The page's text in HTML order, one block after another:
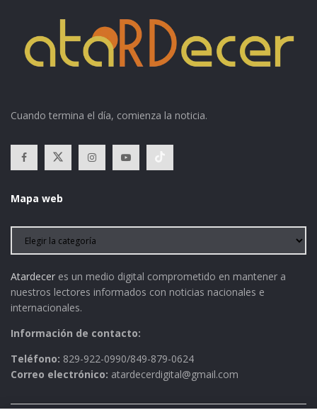
Cuando termina el día, comienza la noticia.
Mapa web
Atardecer es un medio digital comprometido en mantener a
nuestros lectores informados con noticias nacionales e
internacionales.
Información de contacto:
Teléfono: 829-922-0990/849-879-0624
Correo electrónico: atardecerdigital@gmail.com